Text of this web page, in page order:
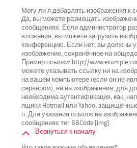
Могу ли я добавлять изображения к
Да, вы можете размещать
сообщениях. Если администратор
вложения, вы можете загрузить
конференцию. Если нет, вы должны
изображение, сохранённое на
Пример ссылки: http://
можете указывать ссылку ни на
на вашем компьютере (если он не
сервером), ни на изображения, для
необходима аутентификация, как,
ящики Hotmail или Yahoo,
п. Для указания ссылок на
сообщениях тег BBCode [img].
Вернуться к началу